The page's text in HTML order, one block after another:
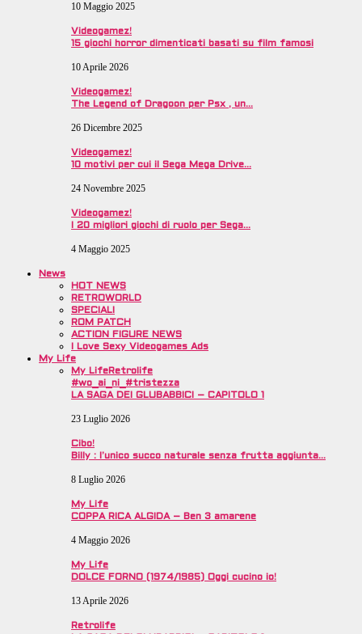
10 Maggio 2025
Videogamez!
15 giochi horror dimenticati basati su film famosi
10 Aprile 2026
Videogamez!
The Legend of Dragoon per Psx , un…
26 Dicembre 2025
Videogamez!
10 motivi per cui il Sega Mega Drive…
24 Novembre 2025
Videogamez!
I 20 migliori giochi di ruolo per Sega…
4 Maggio 2025
News
HOT NEWS
RETROWORLD
SPECIALI
ROM PATCH
ACTION FIGURE NEWS
I Love Sexy Videogames Ads
My Life
My LifeRetrolife
#wo_ai_ni_#tristezza
LA SAGA DEI GLUBABBICI – CAPITOLO 1
23 Luglio 2026
Cibo!
Billy : l’unico succo naturale senza frutta aggiunta…
8 Luglio 2026
My Life
COPPA RICA ALGIDA – Ben 3 amarene
4 Maggio 2026
My Life
DOLCE FORNO (1974/1985) Oggi cucino io!
13 Aprile 2026
Retrolife